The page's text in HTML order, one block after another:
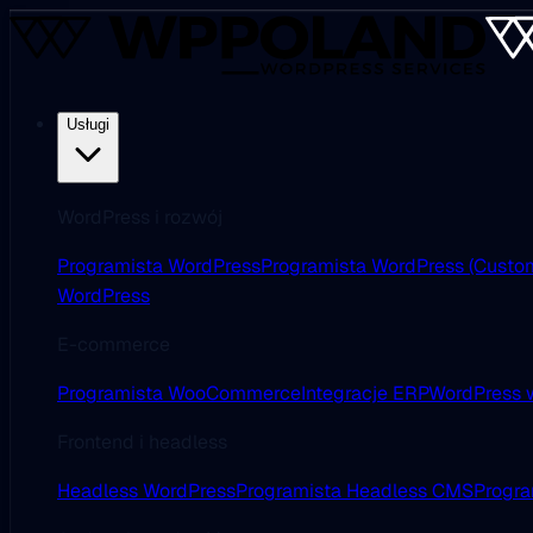
Usługi
Programista WordPressProgramista WordPress
WordPress
Programista WooCommerceIntegracje ERPWordPress
Headless WordPressProgramista Headless CMS